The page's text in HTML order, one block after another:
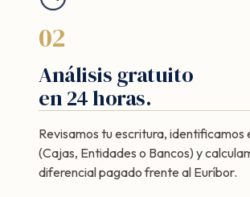
02
Análisis gratuito
en 24 horas.
Revisamos tu escritura, identificamos
(Cajas, Entidades o Bancos) y
diferencial pagado frente al Euríbor.